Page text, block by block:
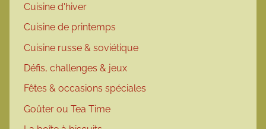
Cuisine d'hiver
Cuisine de printemps
Cuisine russe & soviétique
Défis, challenges & jeux
Fêtes & occasions spéciales
Goûter ou Tea Time